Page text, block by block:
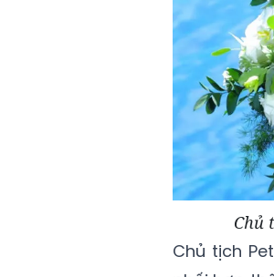
Chủ
Chủ tịch